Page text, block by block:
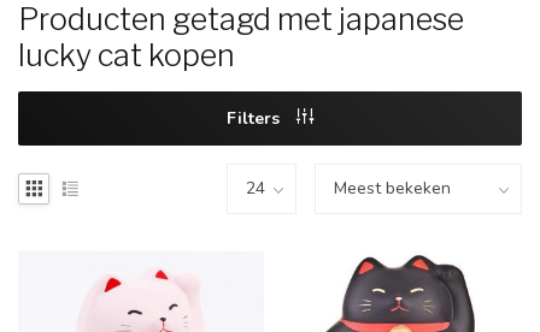
Producten getagd met japanese
lucky cat kopen
Filters